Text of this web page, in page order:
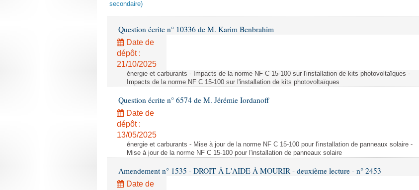
secondaire)
Question écrite n° 10336 de M. Karim Benbrahim
Date de
dépôt :
21/10/2025
énergie et carburants - Impacts de la norme NF C 15-100 sur l'installation de kits photovoltaïques -
Impacts de la norme NF C 15-100 sur l'installation de kits photovoltaïques
Question écrite n° 6574 de M. Jérémie Iordanoff
Date de
dépôt :
13/05/2025
énergie et carburants - Mise à jour de la norme NF C 15-100 pour l'installation de panneaux solaire -
Mise à jour de la norme NF C 15-100 pour l'installation de panneaux solaire
Amendement n° 1535 - DROIT À L'AIDE À MOURIR - deuxième lecture - n° 2453
Date de